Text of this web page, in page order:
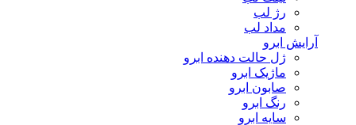
رژ لب
مداد لب
آرایش ابرو
ژل حالت دهنده ابرو
ماژیک ابرو
صابون ابرو
رنگ ابرو
سایه ابرو